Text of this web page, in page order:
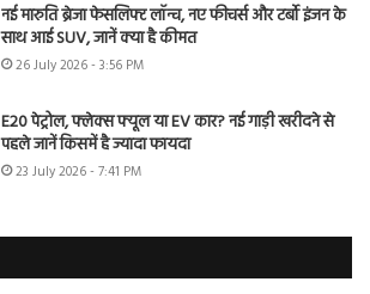
नई मारुति ब्रेजा फेसलिफ्ट लॉन्च, नए फीचर्स और टर्बो इंजन के
साथ आई SUV, जानें क्या है कीमत
26 July 2026 - 3:56 PM
E20 पेट्रोल, फ्लेक्स फ्यूल या EV कार? नई गाड़ी खरीदने से
पहले जानें किसमें है ज्यादा फायदा
23 July 2026 - 7:41 PM